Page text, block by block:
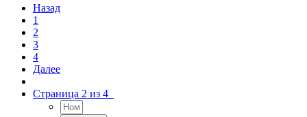
Назад
1
2
3
4
Далее
Страница 2 из 4